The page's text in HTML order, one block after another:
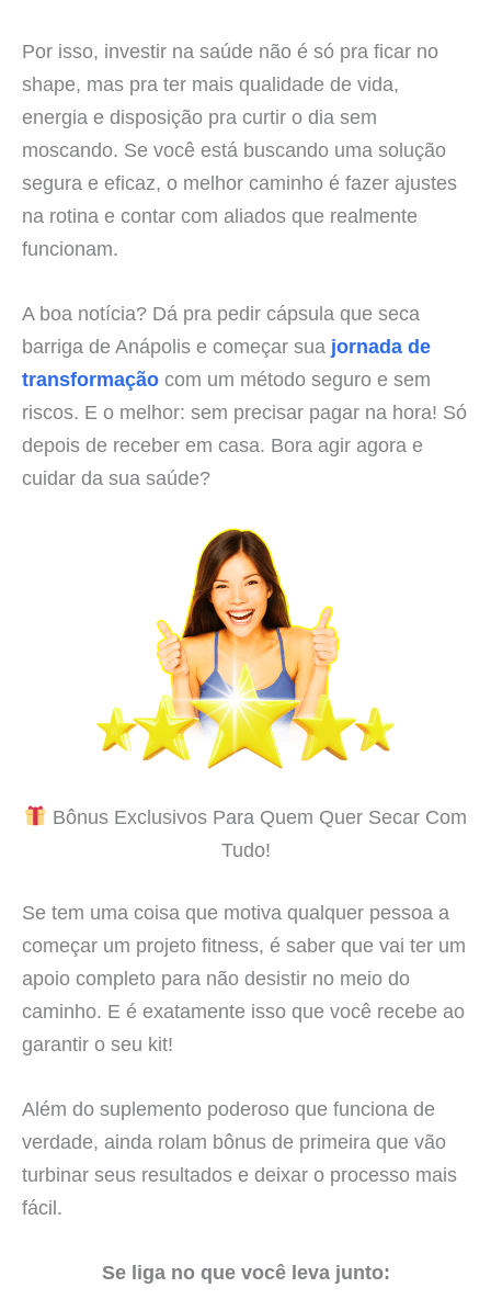
Por isso, investir na saúde não é só pra ficar no
shape, mas pra ter mais qualidade de vida,
energia e disposição pra curtir o dia sem
moscando. Se você está buscando uma solução
segura e eficaz, o melhor caminho é fazer ajustes
na rotina e contar com aliados que realmente
funcionam.
A boa notícia? Dá pra pedir cápsula que seca
barriga de Anápolis e começar sua jornada de
transformação com um método seguro e sem
riscos. E o melhor: sem precisar pagar na hora! Só
depois de receber em casa. Bora agir agora e
cuidar da sua saúde?
Bônus Exclusivos Para Quem Quer Secar Com
Tudo!
Se tem uma coisa que motiva qualquer pessoa a
começar um projeto fitness, é saber que vai ter um
apoio completo para não desistir no meio do
caminho. E é exatamente isso que você recebe ao
garantir o seu kit!
Além do suplemento poderoso que funciona de
verdade, ainda rolam bônus de primeira que vão
turbinar seus resultados e deixar o processo mais
fácil.
Se liga no que você leva junto: